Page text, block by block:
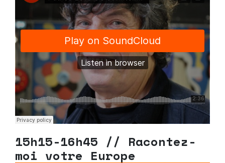
15h15-16h45 // Racontez-
moi votre Europe